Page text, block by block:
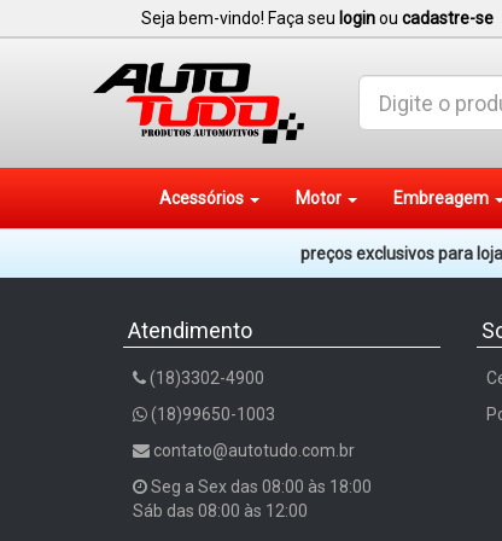
Seja bem-vindo! Faça seu loginou cadastre-se
Acessórios Motor Embreagem
preços exclusivos para
Atendimento
(18)3302-4900
(18)99650-1003
contato@autotudo.com.br
Seg a Sex das 08:00 às 18:00
Sáb das 08:00 às 12:00